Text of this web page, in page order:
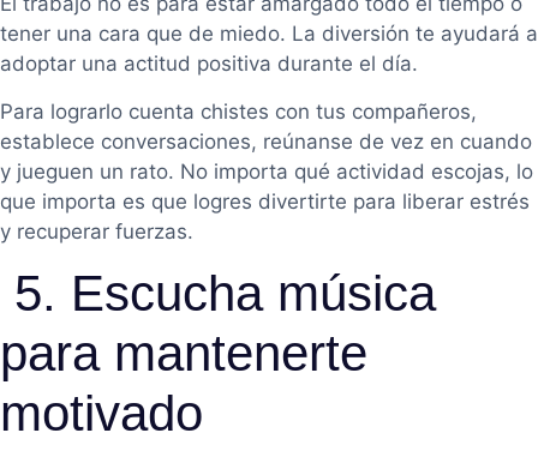
tener una cara que de miedo. La diversión te ayudará a
adoptar una actitud positiva durante el día.
Para lograrlo cuenta chistes con tus compañeros,
establece conversaciones, reúnanse de vez en cuando
y jueguen un rato. No importa qué actividad escojas, lo
que importa es que logres divertirte para liberar estrés
y recuperar fuerzas.
5. Escucha música
para mantenerte
motivado